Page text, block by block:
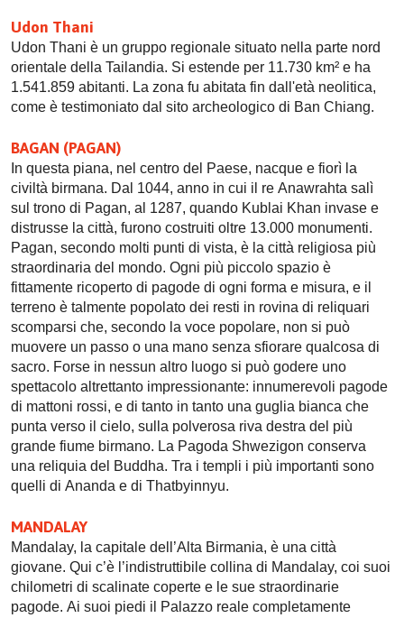
Udon Thani
Udon Thani è un gruppo regionale situato nella parte nord
orientale della Tailandia. Si estende per 11.730 km² e ha
1.541.859 abitanti. La zona fu abitata fin dall'età neolitica,
come è testimoniato dal sito archeologico di Ban Chiang.
BAGAN (PAGAN)
In questa piana, nel centro del Paese, nacque e fiorì la
civiltà birmana. Dal 1044, anno in cui il re Anawrahta salì
sul trono di Pagan, al 1287, quando Kublai Khan invase e
distrusse la città, furono costruiti oltre 13.000 monumenti.
Pagan, secondo molti punti di vista, è la città religiosa più
straordinaria del mondo. Ogni più piccolo spazio è
fittamente ricoperto di pagode di ogni forma e misura, e il
terreno è talmente popolato dei resti in rovina di reliquari
scomparsi che, secondo la voce popolare, non si può
muovere un passo o una mano senza sfiorare qualcosa di
sacro. Forse in nessun altro luogo si può godere uno
spettacolo altrettanto impressionante: innumerevoli pagode
di mattoni rossi, e di tanto in tanto una guglia bianca che
punta verso il cielo, sulla polverosa riva destra del più
grande fiume birmano. La Pagoda Shwezigon conserva
una reliquia del Buddha. Tra i templi i più importanti sono
quelli di Ananda e di Thatbyinnyu.
MANDALAY
Mandalay, la capitale dell’Alta Birmania, è una città
giovane. Qui c’è l’indistruttibile collina di Mandalay, coi suoi
chilometri di scalinate coperte e le sue straordinarie
pagode. Ai suoi piedi il Palazzo reale completamente